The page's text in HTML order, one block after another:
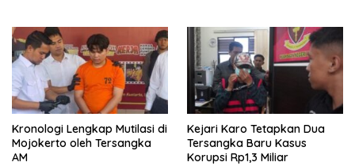
Kronologi Lengkap Mutilasi di
Mojokerto oleh Tersangka
AM
Kejari Karo Tetapkan Dua
Tersangka Baru Kasus
Korupsi Rp1,3 Miliar